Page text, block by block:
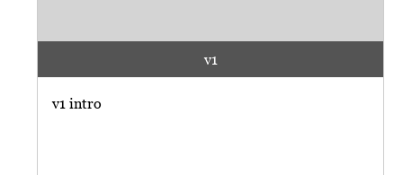
v1
v1 intro